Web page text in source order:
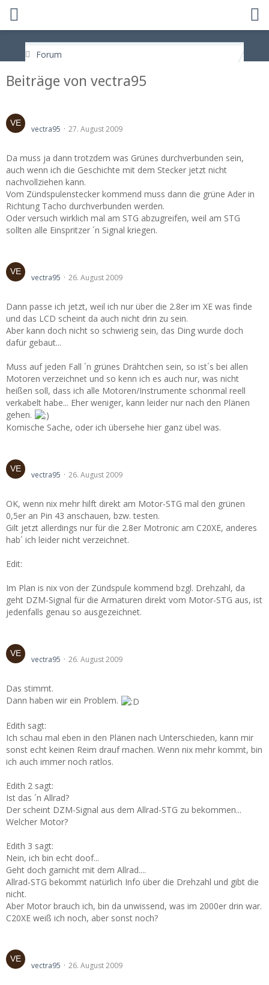
Forum
Beiträge von vectra95
vectra95 27. August 2009
Da muss ja dann trotzdem was Grünes durchverbunden sein,
auch wenn ich die Geschichte mit dem Stecker jetzt nicht
nachvollziehen kann.
Vom Zündspulenstecker kommend muss dann die grüne Ader in
Richtung Tacho durchverbunden werden.
Oder versuch wirklich mal am STG abzugreifen, weil am STG
sollten alle Einspritzer ´n Signal kriegen.
vectra95 26. August 2009
Dann passe ich jetzt, weil ich nur über die 2.8er im XE was finde
und das LCD scheint da auch nicht drin zu sein.
Aber kann doch nicht so schwierig sein, das Ding wurde doch
dafür gebaut...
Muss auf jeden Fall ´n grünes Drähtchen sein, so ist´s bei allen
Motoren verzeichnet und so kenn ich es auch nur, was nicht
heißen soll, dass ich alle Motoren/Instrumente schonmal reell
verkabelt habe... Eher weniger, kann leider nur nach den Plänen
gehen.
Komische Sache, oder ich übersehe hier ganz übel was.
vectra95 26. August 2009
OK, wenn nix mehr hilft direkt am Motor-STG mal den grünen
0,5er an Pin 43 anschauen, bzw. testen.
Gilt jetzt allerdings nur für die 2.8er Motronic am C20XE, anderes
hab´ ich leider nicht verzeichnet.
Edit:
Im Plan is nix von der Zündspule kommend bzgl. Drehzahl, da
geht DZM-Signal für die Armaturen direkt vom Motor-STG aus, ist
jedenfalls genau so ausgezeichnet.
vectra95 26. August 2009
Das stimmt.
Dann haben wir ein Problem.
Edith sagt:
Ich schau mal eben in den Plänen nach Unterschieden, kann mir
sonst echt keinen Reim drauf machen. Wenn nix mehr kommt, bin
ich auch immer noch ratlos.
Edith 2 sagt:
Ist das ´n Allrad?
Der scheint DZM-Signal aus dem Allrad-STG zu bekommen...
Welcher Motor?
Edith 3 sagt:
Nein, ich bin echt doof...
Geht doch garnicht mit dem Allrad....
Allrad-STG bekommt natürlich Info über die Drehzahl und gibt die
nicht.
Aber Motor brauch ich, bin da unwissend, was im 2000er drin war.
C20XE weiß ich noch, aber sonst noch?
vectra95 26. August 2009